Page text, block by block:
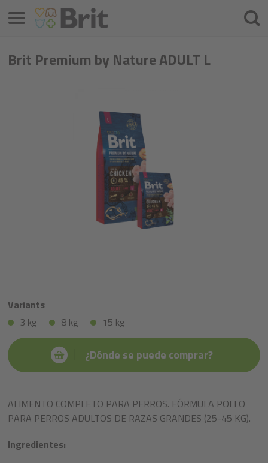
Brit Premium by Nature ADULT L
Variants
3 kg
8 kg 15 kg
¿Dónde se puede comprar?
ALIMENTO COMPLETO PARA PERROS. FÓRMULA POLLO
PARA PERROS ADULTOS DE RAZAS GRANDES (25-45 KG).
Ingredientes:
Menú